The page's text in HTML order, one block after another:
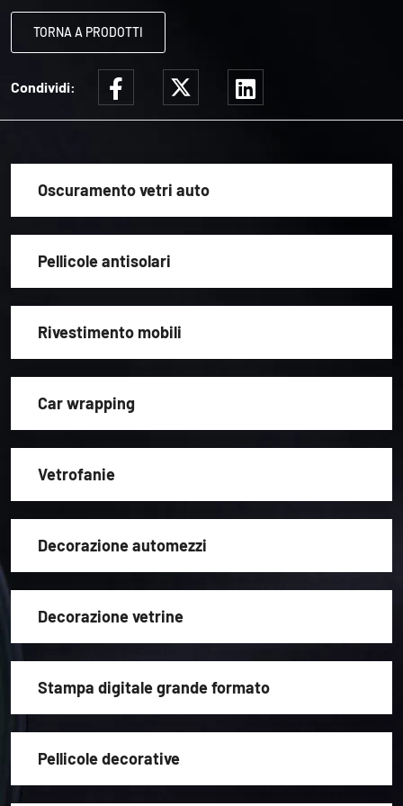
TORNA A PRODOTTI
Condividi:
Oscuramento vetri auto
Pellicole antisolari
Rivestimento mobili
Car wrapping
Vetrofanie
Decorazione automezzi
Decorazione vetrine
Stampa digitale grande formato
Pellicole decorative